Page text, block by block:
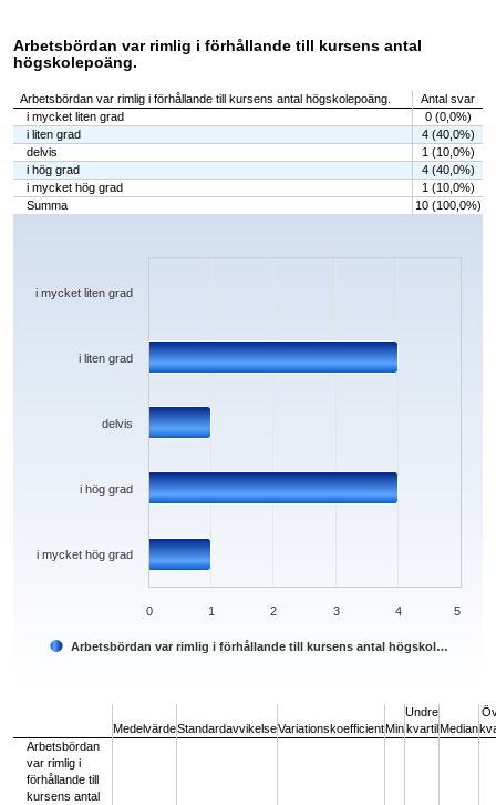
Arbetsbördan var rimlig i förhållande till kursens antal
högskolepoäng.
Arbetsbördan var rimlig i förhållande till kursens antal högskolepoäng.
Antal svar
i mycket liten grad
0 (0,0%)
i liten grad
4 (40,0%)
delvis
1 (10,0%)
i hög grad
4 (40,0%)
i mycket hög grad
1 (10,0%)
Summa
10 (100,0%)
Chart
The chart has 1 X axis displaying categories.
Arbetsbördan var rimlig i förhållande till kursens antal högskol…
i mycket hög grad
i hög grad
delvis
i liten grad
i mycket liten grad
0 1 2 3 4 5
MedelvärdeStandardavvikelseVariationskoefficientMin
Undre
kvartilMedian
Arbetsbördan
var rimlig i
förhållande till
kursens antal